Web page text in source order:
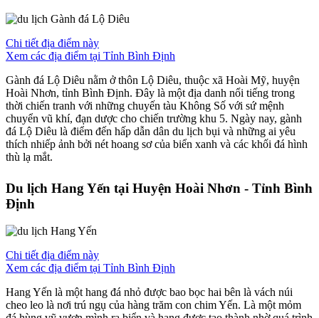
Chi tiết địa điểm này
Xem các địa điểm tại Tỉnh Bình Định
Gành đá Lộ Diêu nằm ở thôn Lộ Diêu, thuộc xã Hoài Mỹ, huyện
Hoài Nhơn, tỉnh Bình Định. Đây là một địa danh nổi tiếng trong
thời chiến tranh với những chuyến tàu Không Số với sứ mệnh
chuyển vũ khí, đạn dược cho chiến trường khu 5. Ngày nay, gành
đá Lộ Diêu là điểm đến hấp dẫn dân du lịch bụi và những ai yêu
thích nhiếp ảnh bởi nét hoang sơ của biển xanh và các khối đá hình
thù lạ mắt.
Du lịch Hang Yến tại Huyện Hoài Nhơn - Tỉnh Bình
Định
Chi tiết địa điểm này
Xem các địa điểm tại Tỉnh Bình Định
Hang Yến là một hang đá nhỏ được bao bọc hai bên là vách núi
cheo leo là nơi trú ngụ của hàng trăm con chim Yến. Là một mỏm